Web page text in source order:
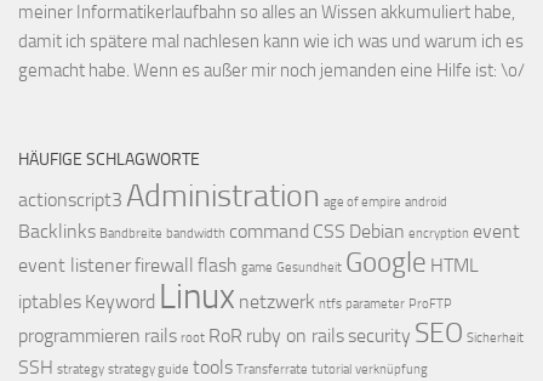
meiner Informatikerlaufbahn so alles an Wissen akkumuliert habe,
damit ich spätere mal nachlesen kann wie ich was und warum ich es
gemacht habe. Wenn es außer mir noch jemanden eine Hilfe ist: \o/
HÄUFIGE SCHLAGWORTE
actionscript3 Administration age of empire android
Backlinks Bandbreite bandwidth command CSS Debian encryption event
event listenerfirewall flash game Gesundheit Google HTML
iptables Keyword Linux netzwerk ntfs parameter ProFTP
programmieren rails root RoR ruby on railssecurity SEO Sicherheit
SSH strategy strategy guide tools Transferrate tutorial verknüpfung